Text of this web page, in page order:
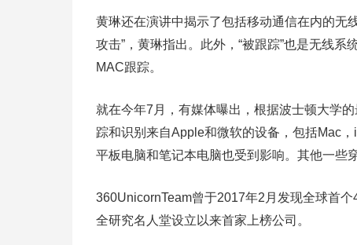
黄琳还在演讲中揭示了包括移动通信在内的无
攻击”，黄琳指出。此外，“被跟踪”也是无线
MAC跟踪。
就在今年7月，有媒体曝出，根据波士顿大学
踪和识别来自Apple和微软的设备，包括Mac
平板电脑和笔记本电脑也受到影响。其他一些
360UnicornTeam曾于2017年2月发现全球首
全研究名人堂设立以来首家上榜公司。